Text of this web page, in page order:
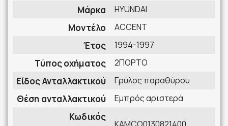
Μάρκα HYUNDAI
Μοντέλο ACCENT
Έτος 1994-1997
Τύπος οχήματος 2ΠΟΡΤΟ
Είδος Ανταλλακτικού Γρύλος παραθύρου
Θέση ανταλλακτικού Εμπρός αριστερά
Κωδικός